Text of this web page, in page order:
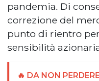
pandemia. Di
correzione del
punto di rientro
sensibilità
🔥 DA NON